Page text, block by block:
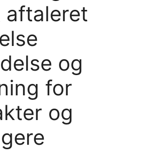
aftaleret
og
for
og